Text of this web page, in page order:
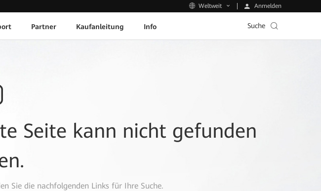
Weltweit Anmelden
Partner Kaufanleitung Info Suche
Seite kann nicht gefunden
Sie die nachfolgenden Links für Ihre Suche.